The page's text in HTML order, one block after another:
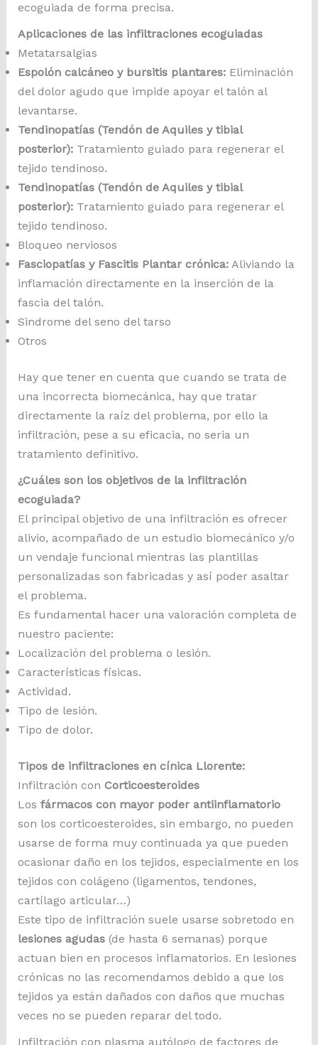
ecoguiada de forma precisa.
Aplicaciones de las infiltraciones ecoguiadas
Metatarsalgias
Espolón calcáneo y bursitis plantares:Eliminación
del dolor agudo que impide apoyar el talón al
levantarse.
Tendinopatías (Tendón de Aquiles y tibial
posterior):Tratamiento guiado para regenerar el
tejido tendinoso.
Tendinopatías (Tendón de Aquiles y tibial
posterior):Tratamiento guiado para regenerar el
tejido tendinoso.
Bloqueo nerviosos
Fasciopatías y Fascitis Plantar crónica:Aliviando la
inflamación directamente en la inserción de la
fascia del talón.
Sindrome del seno del tarso
Otros
Hay que tener en cuenta que cuando se trata de
una incorrecta biomecánica, hay que tratar
directamente la raíz del problema, por ello la
infiltración, pese a su eficacia, no seria un
tratamiento definitivo.
¿Cuáles son los objetivos de la infiltración
ecoguiada?
El principal objetivo de una infiltración es ofrecer
alivio, acompañado de un estudio biomecánico y/o
un vendaje funcional mientras las plantillas
personalizadas son fabricadas y así poder asaltar
el problema.
Es fundamental hacer una valoración completa de
nuestro paciente:
Localización del problema o lesión.
Características físicas.
Actividad.
Tipo de lesión.
Tipo de dolor.
Tipos de infiltraciones en cínica Llorente:
Infiltración con Corticoesteroides
Los fármacos con mayor poder antiinflamatorio
son los corticoesteroides, sin embargo, no pueden
usarse de forma muy continuada ya que pueden
ocasionar daño en los tejidos, especialmente en los
tejidos con colágeno (ligamentos, tendones,
cartílago articular…)
Este tipo de infiltración suele usarse sobretodo en
lesiones agudas (de hasta 6 semanas) porque
actuan bien en procesos inflamatorios. En lesiones
crónicas no las recomendamos debido a que los
tejidos ya están dañados con daños que muchas
veces no se pueden reparar del todo.
Infiltración con plasma autólogo de factores de